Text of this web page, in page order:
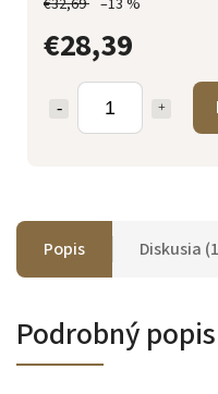
€28,39
Popis Diskusia
Podrobný popis